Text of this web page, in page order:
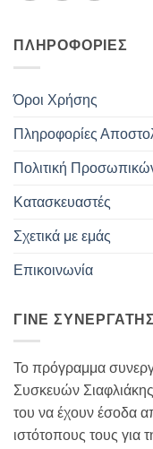
ΠΛΗΡΟΦΟΡΊΕΣ
Όροι Χρήσης
Πληροφορίες
Πολιτική
Κατασκευαστές
Σχετικά με εμάς
Επικοινωνία
ΓΊΝΕ ΣΥΝΕΡΓΆΤΗΣ
Το πρόγραμμα
Συσκευών Σιαφλιάκης
του να έχουν έσοδα
ιστότοπους τους για